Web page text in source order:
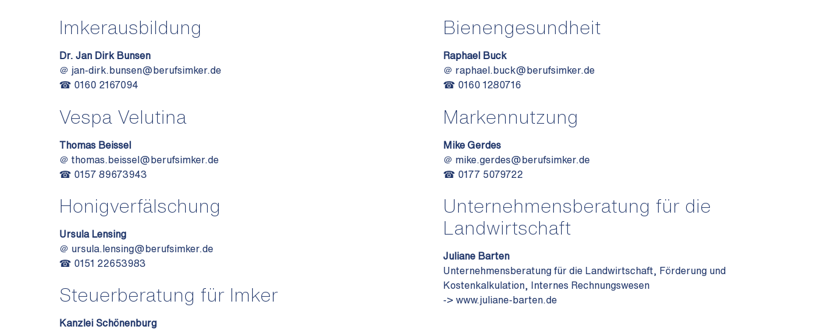
Imkerausbildung
Dr. Jan Dirk Bunsen
＠ jan-dirk.bunsen@berufsimker.de
☎ 0160 2167094
Vespa Velutina
Thomas Beissel
＠thomas.beissel@berufsimker.de
☎ 0157 89673943
Honigverfälschung
Ursula Lensing
＠ ursula.lensing@berufsimker.de
☎ 0151 22653983
Steuerberatung für Imker
Kanzlei Schönenburg
Bienengesundheit
Raphael Buck
＠ raphael.buck@berufsimker.de
☎ 0160 1280716
Markennutzung
Mike Gerdes
＠ mike.gerdes@berufsimker.de
☎ 0177 5079722
Unternehmensberatung für die
Landwirtschaft
Juliane Barten
Unternehmensberatung für die Landwirtschaft, Förderung und
Kostenkalkulation, Internes Rechnungswesen
-> www.juliane-barten.de